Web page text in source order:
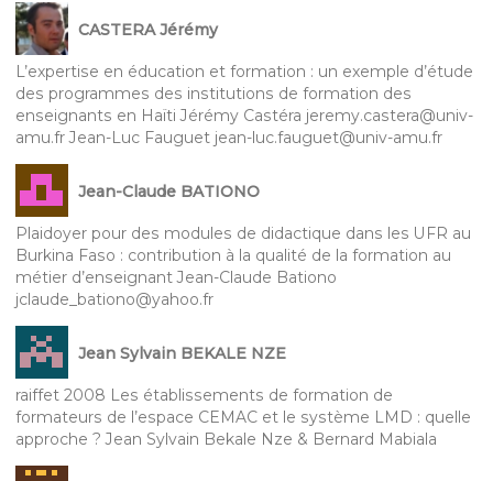
CASTERA Jérémy
L’expertise en éducation et formation : un exemple d’étude
des programmes des institutions de formation des
enseignants en Haïti Jérémy Castéra jeremy.castera@univ-
amu.fr Jean-Luc Fauguet jean-luc.fauguet@univ-amu.fr
Jean-Claude BATIONO
Plaidoyer pour des modules de didactique dans les UFR au
Burkina Faso : contribution à la qualité de la formation au
métier d’enseignant Jean-Claude Bationo
jclaude_bationo@yahoo.fr
Jean Sylvain BEKALE NZE
raiffet 2008 Les établissements de formation de
formateurs de l’espace CEMAC et le système LMD : quelle
approche ? Jean Sylvain Bekale Nze & Bernard Mabiala